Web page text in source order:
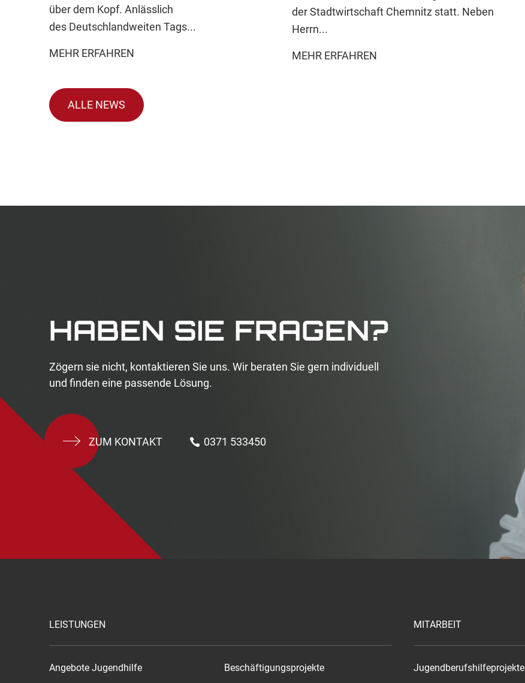
über dem Kopf. Anlässlich
des Deutschlandweiten Tags...
MEHR ERFAHREN
der Stadtwirtschaft Chemnitz statt. Neben
Herrn...
MEHR ERFAHREN
ALLE NEWS
HABEN SIE FRAGEN?
Zögern sie nicht, kontaktieren Sie uns. Wir beraten Sie gern individuell
und finden eine passende Lösung.
ZUM KONTAKT 0371 533450
LEISTUNGEN
Angebote Jugendhilfe
Beschäftigungsprojekte
MITARBEIT
Jugendberufshilfeprojekte